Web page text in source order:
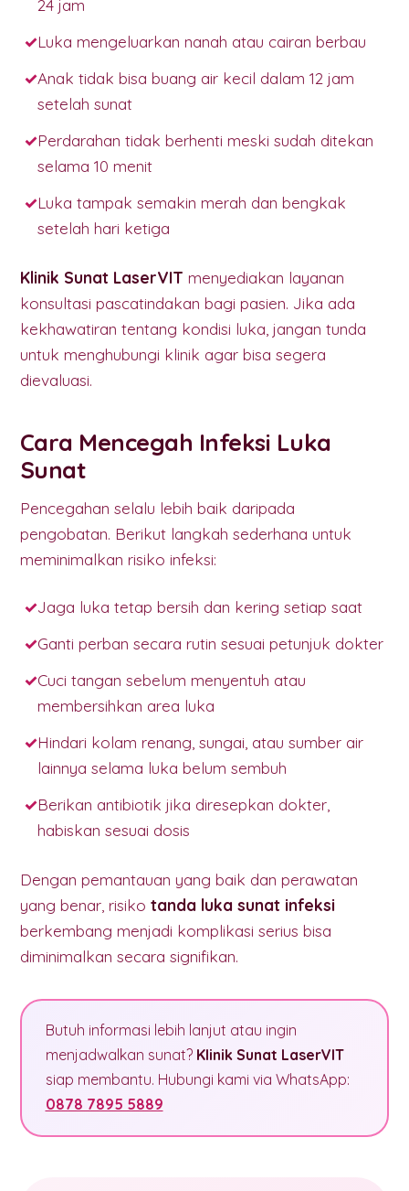
24 jam
Luka mengeluarkan nanah atau cairan berbau
Anak tidak bisa buang air kecil dalam 12 jam
setelah sunat
Perdarahan tidak berhenti meski sudah ditekan
selama 10 menit
Luka tampak semakin merah dan bengkak
setelah hari ketiga
Klinik Sunat LaserVIT menyediakan layanan
konsultasi pascatindakan bagi pasien. Jika ada
kekhawatiran tentang kondisi luka, jangan tunda
untuk menghubungi klinik agar bisa segera
dievaluasi.
Cara Mencegah Infeksi Luka
Sunat
Pencegahan selalu lebih baik daripada
pengobatan. Berikut langkah sederhana untuk
meminimalkan risiko infeksi:
Jaga luka tetap bersih dan kering setiap saat
Ganti perban secara rutin sesuai petunjuk dokter
Cuci tangan sebelum menyentuh atau
membersihkan area luka
Hindari kolam renang, sungai, atau sumber air
lainnya selama luka belum sembuh
Berikan antibiotik jika diresepkan dokter,
habiskan sesuai dosis
Dengan pemantauan yang baik dan perawatan
yang benar, risiko tanda luka sunat infeksi
berkembang menjadi komplikasi serius bisa
diminimalkan secara signifikan.
Butuh informasi lebih lanjut atau ingin
menjadwalkan sunat? Klinik Sunat LaserVIT
siap membantu. Hubungi kami via WhatsApp:
0878 7895 5889